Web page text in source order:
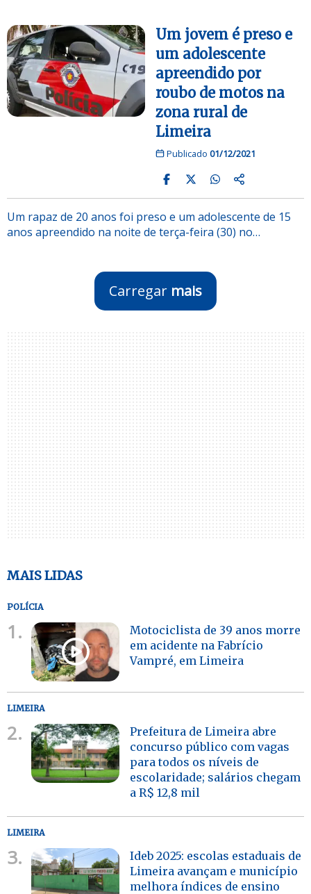
Um jovem é preso e
um adolescente
apreendido por
roubo de motos na
zona rural de
Limeira
Publicado 01/12/2021
Um rapaz de 20 anos foi preso e um adolescente de 15
anos apreendido na noite de terça-feira (30) no…
Carregar mais
MAIS LIDAS
POLÍCIA
1.
Motociclista de 39 anos morre
em acidente na Fabrício
Vampré, em Limeira
LIMEIRA
2.
Prefeitura de Limeira abre
concurso público com vagas
para todos os níveis de
escolaridade; salários chegam
a R$ 12,8 mil
LIMEIRA
3.
Ideb 2025: escolas estaduais de
Limeira avançam e município
melhora índices de ensino